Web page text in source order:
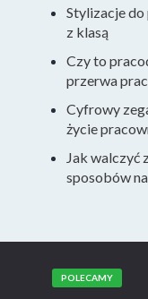
Stylizacje do
z klasą
Czy to
przerwa
Cyfrowy
życie
Jak walczyć
sposobów
POLECAMY